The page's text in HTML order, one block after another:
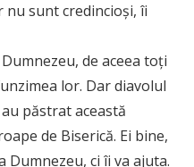
nu sunt credincioși, îi
de aceea toți
lor. Dar diavolul
păstrat această
de Biserică. Ei bine,
Dumnezeu, ci îi va ajuta.